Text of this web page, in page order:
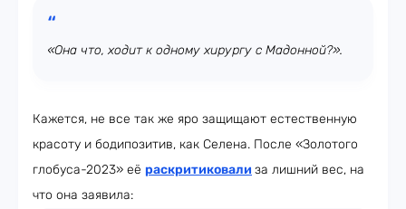
«Она что, ходит к одному хирургу с Мадонной?».
Кажется, не все так же яро защищают естественную
красоту и бодипозитив, как Селена. После «Золотого
глобуса-2023» её раскритиковали за лишний вес, на
что она заявила: